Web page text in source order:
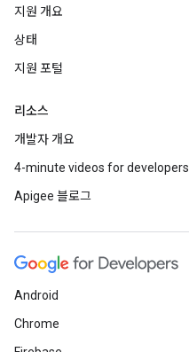
지원 개요
상태
지원 포털
리소스
개발자 개요
4-minute videos for developers
Apigee 블로그
Android
Chrome